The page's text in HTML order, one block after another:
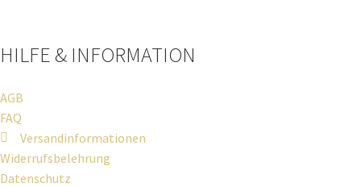
HILFE & INFORMATION​
AGB
FAQ
Versandinformationen
Widerrufsbelehrung
Datenschutz